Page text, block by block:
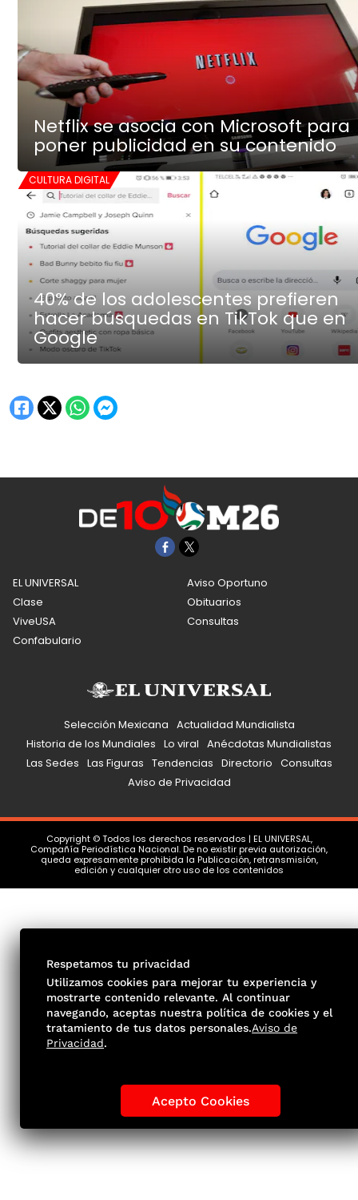
Netflix se asocia con Microsoft para
poner publicidad en su contenido
CULTURA DIGITAL
40% de los adolescentes prefieren
hacer búsquedas en TikTok que en
Google
EL UNIVERSAL
Clase
ViveUSA
Confabulario
Aviso Oportuno
Obituarios
Consultas
Selección Mexicana Actualidad Mundialista
Historia de los Mundiales Lo viral Anécdotas Mundialistas
Las Sedes Las Figuras Tendencias Directorio Consultas
Aviso de Privacidad
Copyright © Todos los derechos reservados | EL UNIVERSAL,
Compañía Periodística Nacional. De no existir previa autorización,
queda expresamente prohibida la Publicación, retransmisión,
edición y cualquier otro uso de los contenidos
Respetamos tu privacidad
Utilizamos cookies para mejorar tu experiencia y
mostrarte contenido relevante. Al continuar
navegando, aceptas nuestra política de cookies y el
tratamiento de tus datos personales.Aviso de
Privacidad.
Acepto Cookies